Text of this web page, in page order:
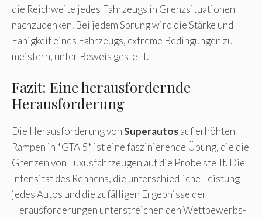
die Reichweite jedes Fahrzeugs in Grenzsituationen
nachzudenken. Bei jedem Sprung wird die Stärke und
Fähigkeit eines Fahrzeugs, extreme Bedingungen zu
meistern, unter Beweis gestellt.
Fazit: Eine herausfordernde
Herausforderung
Die Herausforderung vonSuperautosauf erhöhten
Rampen in *GTA 5* ist eine faszinierende Übung, die die
Grenzen von Luxusfahrzeugen auf die Probe stellt. Die
Intensität des Rennens, die unterschiedliche Leistung
jedes Autos und die zufälligen Ergebnisse der
Herausforderungen unterstreichen den Wettbewerbs-